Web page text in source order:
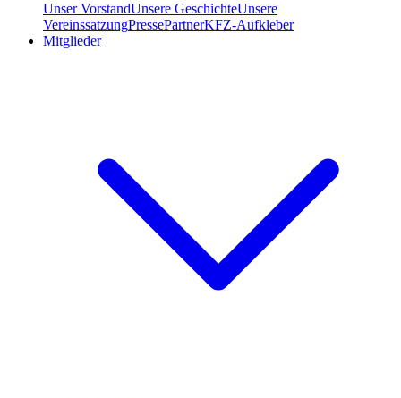
Unser VorstandUnsere GeschichteUnsere
VereinssatzungPressePartnerKFZ-Aufkleber
Mitglieder